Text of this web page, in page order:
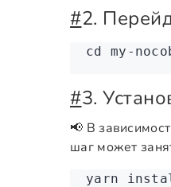
#2.
cd my-
#3.
📢 В
шаг может
yarn